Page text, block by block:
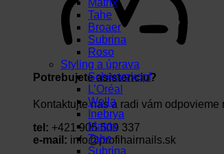
Potrebujete asistenciu?
Kontaktujte nás a radi vám
tel: +421 905 509 337
e-mail: info@profihairnails.sk
Matrix
Tahe
Broaer
Subrina
Roso
Styling a úprava
Schwarzkopf
L’Oréal
Wella
Inebrya
Matrix
Tahe
Subrina